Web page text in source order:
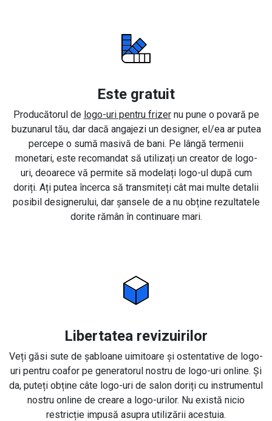
Este gratuit
Producătorul de logo-uri pentru frizernu pune o povară pe
buzunarul tău, dar dacă angajezi un designer, el/ea ar putea
percepe o sumă masivă de bani. Pe lângă termenii
monetari, este recomandat să utilizați un creator de logo-
uri, deoarece vă permite să modelați logo-ul după cum
doriți. Ați putea încerca să transmiteți cât mai multe detalii
posibil designerului, dar șansele de a nu obține rezultatele
dorite rămân în continuare mari.
Libertatea revizuirilor
Veți găsi sute de șabloane uimitoare și ostentative de logo-
uri pentru coafor pe generatorul nostru de logo-uri online. Și
da, puteți obține câte logo-uri de salon doriți cu instrumentul
nostru online de creare a logo-urilor. Nu există nicio
restricție impusă asupra utilizării acestuia.